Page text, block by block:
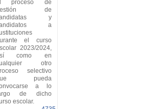
proceso de
de
y
a
el curso
2023/2024,
como en
otro
selectivo
pueda
a lo
de dicho
escolar.